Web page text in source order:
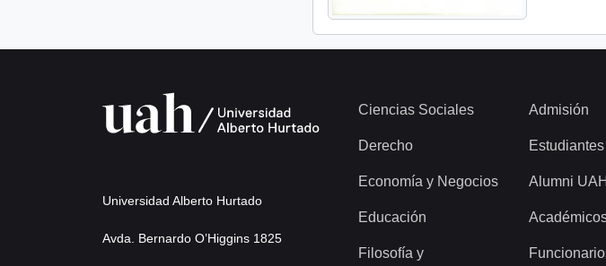
Universidad Alberto Hurtado
Avda. Bernardo O’Higgins 1825
Ciencias Sociales
Derecho
Economía y Negocios
Educación
Filosofía y
Admisión
Estudiantes
Alumni UAH